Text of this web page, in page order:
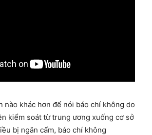
nào khác hơn để nói báo chí không do
kiểm soát từ trung ương xuống cơ sở
bị ngăn cấm, báo chí không